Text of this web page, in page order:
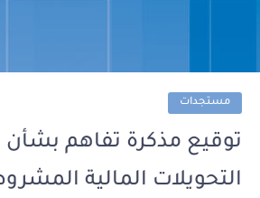
مستجدات
توقيع مذكرة تفاهم بشأن
التحويلات المالية